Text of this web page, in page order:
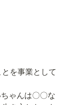
を事業として
ゃんは〇〇な